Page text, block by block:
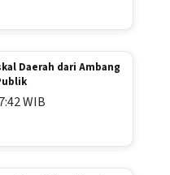
Daerah dari Ambang
WIB